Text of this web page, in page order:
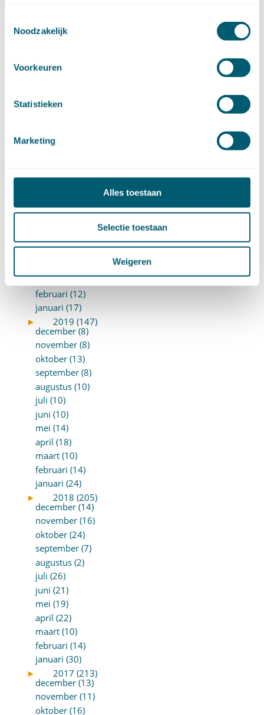
Noodzakelijk
Voorkeuren
Statistieken
Marketing
Alles toestaan
Selectie toestaan
Weigeren
augustus (7)
juni (14)
maart (14)
►
2020 (154)
augustus (2)
juni (14)
maart (15)
februari (12)
januari (17)
►
2019 (147)
december (8)
november (8)
oktober (13)
september (8)
augustus (10)
juli (10)
juni (10)
mei (14)
april (18)
maart (10)
februari (14)
januari (24)
►
2018 (205)
december (14)
november (16)
oktober (24)
september (7)
augustus (2)
juli (26)
juni (21)
mei (19)
april (22)
maart (10)
februari (14)
januari (30)
►
2017 (213)
december (13)
november (11)
oktober (16)